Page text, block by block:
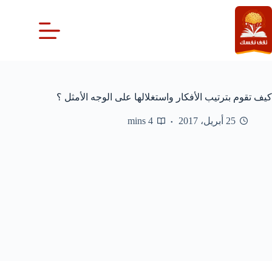
التجاوز
إلى
المحتوى
كيف تقوم بترتيب الأفكار واستغلالها على الوجه الأمثل ؟
25 أبريل، 2017 4 mins